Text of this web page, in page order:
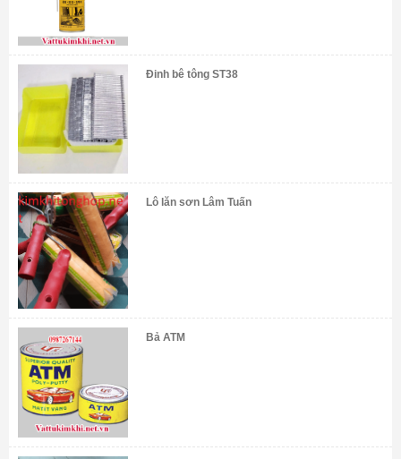
Đinh bê tông ST38
Lô lăn sơn Lâm Tuấn
Bả ATM